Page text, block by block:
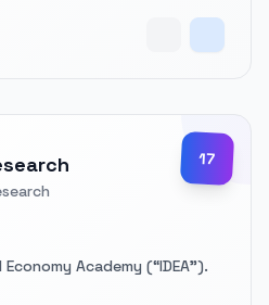
17
Academy (“IDEA”).